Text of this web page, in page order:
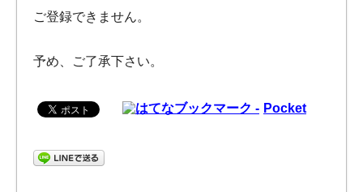
ご登録できません。
予め、ご了承下さい。
Pocket